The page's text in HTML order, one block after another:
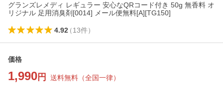
グランズレメディ レギュラー 安心なQRコード付き 50g 無香料 オ
リジナル 足用消臭剤[0014] メール便無料[A][TG150]
4.92（13件）
価格
1,990 円 送料無料 （全国一律）